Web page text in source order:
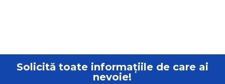
Solicită toate informațiile de care ai
nevoie!